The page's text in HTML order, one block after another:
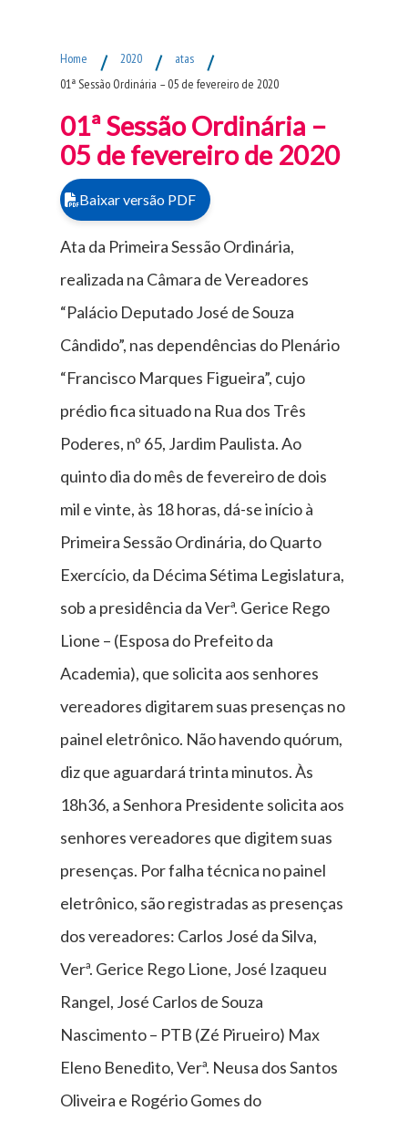
Home / 2020 / atas /
01ª Sessão Ordinária – 05 de fevereiro de 2020
01ª Sessão Ordinária –
05 de fevereiro de 2020
Baixar versão PDF
Ata da Primeira Sessão Ordinária,
realizada na Câmara de Vereadores
“Palácio Deputado José de Souza
Cândido”, nas dependências do Plenário
“Francisco Marques Figueira”, cujo
prédio fica situado na Rua dos Três
Poderes, nº 65, Jardim Paulista. Ao
quinto dia do mês de fevereiro de dois
mil e vinte, às 18 horas, dá-se início à
Primeira Sessão Ordinária, do Quarto
Exercício, da Décima Sétima Legislatura,
sob a presidência da Verª. Gerice Rego
Lione – (Esposa do Prefeito da
Academia), que solicita aos senhores
vereadores digitarem suas presenças no
painel eletrônico. Não havendo quórum,
diz que aguardará trinta minutos. Às
18h36, a Senhora Presidente solicita aos
senhores vereadores que digitem suas
presenças. Por falha técnica no painel
eletrônico, são registradas as presenças
dos vereadores: Carlos José da Silva,
Verª. Gerice Rego Lione, José Izaqueu
Rangel, José Carlos de Souza
Nascimento – PTB (Zé Pirueiro) Max
Eleno Benedito, Verª. Neusa dos Santos
Oliveira e Rogério Gomes do